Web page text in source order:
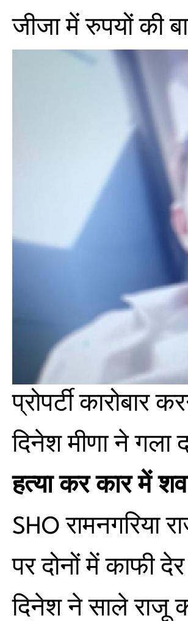
जीजा में रुपयों की
प्रोपर्टी
दिनेश मीणा ने गला
हत्या कर कार में
SHO रामनगरिया
पर दोनों में काफी
दिनेश ने साले राजू